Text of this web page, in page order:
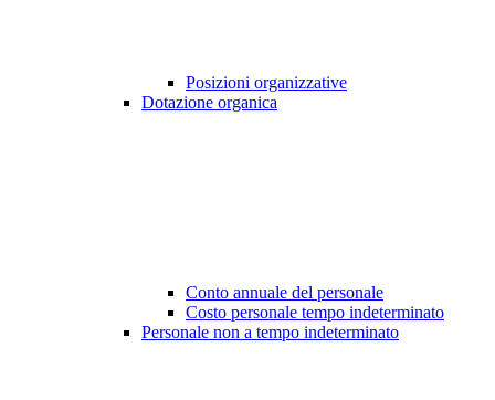
Posizioni organizzative
Dotazione organica
Conto annuale del personale
Costo personale tempo indeterminato
Personale non a tempo indeterminato